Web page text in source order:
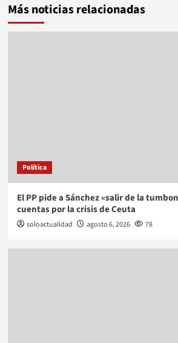
Más noticias relacionadas
Política
El PP pide a Sánchez «salir de la
cuentas por la crisis de Ceuta
soloactualidad agosto 6, 2026 78